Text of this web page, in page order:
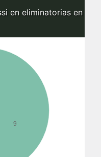
en eliminatorias en